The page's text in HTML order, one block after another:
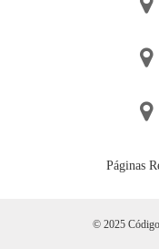
Páginas
© 2025